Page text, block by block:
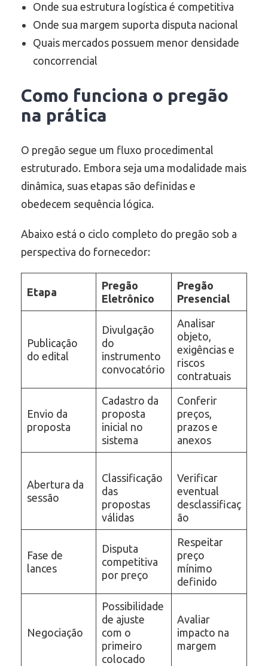
Onde sua estrutura logística é competitiva
Onde sua margem suporta disputa nacional
Quais mercados possuem menor densidade
concorrencial
Como funciona o pregão
na prática
O pregão segue um fluxo procedimental
estruturado. Embora seja uma modalidade mais
dinâmica, suas etapas são definidas e
obedecem sequência lógica.
Abaixo está o ciclo completo do pregão sob a
perspectiva do fornecedor:
Etapa
Pregão
Eletrônico
Pregão
Presencial
Publicação
do edital
Divulgação
do
instrumento
convocatório
Analisar
objeto,
exigências e
riscos
contratuais
Envio da
proposta
Cadastro da
proposta
inicial no
sistema
Conferir
preços,
prazos e
anexos
Abertura da
sessão
Classificação
das
propostas
válidas
Verificar
eventual
desclassificaç
ão
Fase de
lances
Disputa
competitiva
por preço
Respeitar
preço
mínimo
definido
Negociação
Possibilidade
de ajuste
com o
primeiro
colocado
Avaliar
impacto na
margem